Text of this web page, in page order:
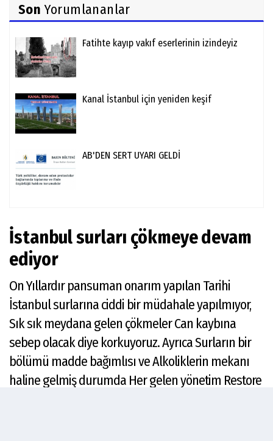
Son Yorumlananlar
Fatihte kayıp vakıf eserlerinin izindeyiz
Kanal İstanbul için yeniden keşif
AB'DEN SERT UYARI GELDİ
İstanbul surları çökmeye devam
ediyor
On Yıllardır pansuman onarım yapılan Tarihi
İstanbul surlarına ciddi bir müdahale yapılmıyor,
Sık sık meydana gelen çökmeler Can kaybına
sebep olacak diye korkuyoruz. Ayrıca Surların bir
bölümü madde bağımlısı ve Alkoliklerin mekanı
haline gelmiş durumda Her gelen yönetim Restore